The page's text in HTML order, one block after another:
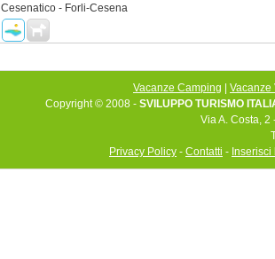
Cesenatico - Forli-Cesena
Vacanze Camping
Vacanze
Copyright © 2008 - SVILUPPO TURISMO
Via A. Costa,
Privacy Policy - Contatti -